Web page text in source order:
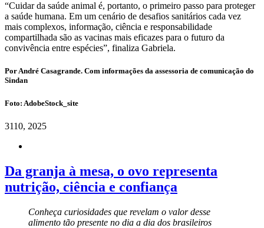
“Cuidar da saúde animal é, portanto, o primeiro passo para proteger
a saúde humana. Em um cenário de desafios sanitários cada vez
mais complexos, informação, ciência e responsabilidade
compartilhada são as vacinas mais eficazes para o futuro da
convivência entre espécies”, finaliza Gabriela.
Por André Casagrande. Com informações da assessoria de comunicação do
Sindan
Foto: AdobeStock_site
3110, 2025
Da granja à mesa, o ovo representa
nutrição, ciência e confiança
Conheça curiosidades que revelam o valor desse
alimento tão presente no dia a dia dos brasileiros